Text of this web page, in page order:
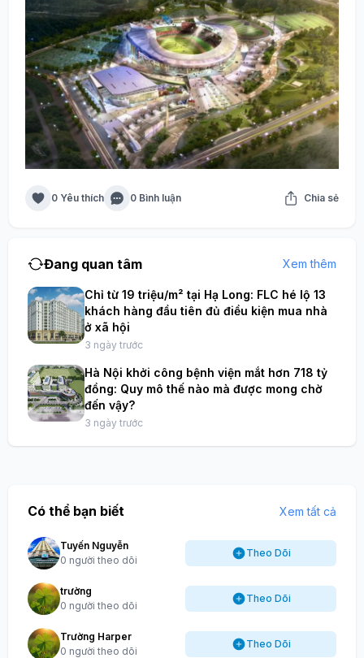
0 Yêu thích 0 Bình luận Chia sẻ
Đang quan tâm Xem thêm
Chỉ từ 19 triệu/m² tại Hạ Long: FLC hé lộ 13
khách hàng đầu tiên đủ điều kiện mua nhà
ở xã hội
3 ngày trước
Hà Nội khởi công bệnh viện mắt hơn 718 tỷ
đồng: Quy mô thế nào mà được mong chờ
đến vậy?
3 ngày trước
Có thể bạn biết Xem tất cả
Tuyến Nguyễn
0 người theo dõi
Theo Dõi
trường
0 người theo dõi
Theo Dõi
Trường Harper
0 người theo dõi
Theo Dõi